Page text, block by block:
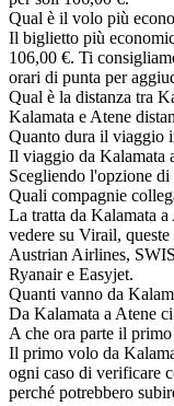
Qual è il volo più
Il biglietto più
106,00 €. Ti
orari di punta per
Qual è la distanza tra
Kalamata e Atene
Quanto dura il viaggio
Il viaggio da Kalamata
Scegliendo l'opzione
Quali compagnie
La tratta da Kalamata
vedere su Virail,
Austrian Airlines,
Ryanair e Easyjet.
Quanti vanno da
Da Kalamata a Atene
A che ora parte il
Il primo volo da
ogni caso di verificare
perché potrebbero